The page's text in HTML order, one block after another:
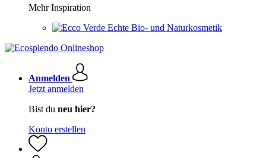
Mehr Inspiration
Echte Bio- und Naturkosmetik
Anmelden
Jetzt anmelden
Bist du neu hier?
Konto erstellen